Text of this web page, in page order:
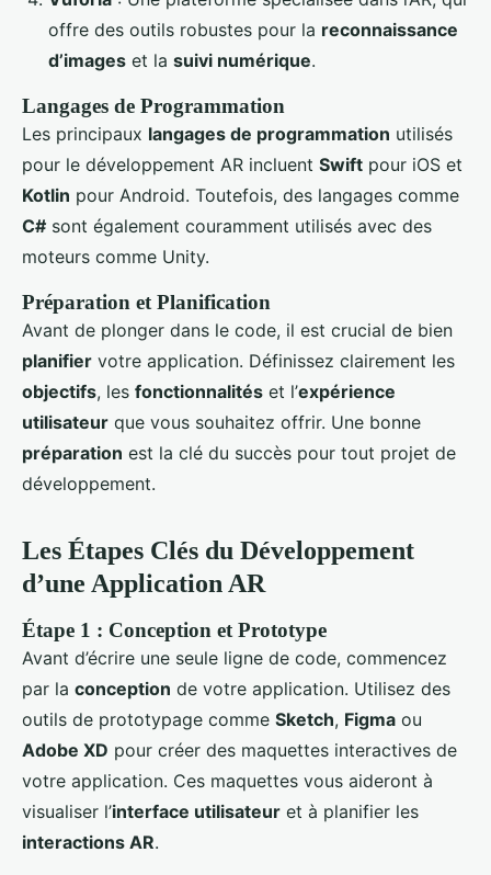
offre des outils robustes pour la reconnaissance
d’images et la suivi numérique.
Langages de Programmation
Les principaux langages de programmation utilisés
pour le développement AR incluent Swift pour iOS et
Kotlin pour Android. Toutefois, des langages comme
C# sont également couramment utilisés avec des
moteurs comme Unity.
Préparation et Planification
Avant de plonger dans le code, il est crucial de bien
planifier votre application. Définissez clairement les
objectifs, les fonctionnalités et l’expérience
utilisateur que vous souhaitez offrir. Une bonne
préparation est la clé du succès pour tout projet de
développement.
Les Étapes Clés du Développement
d’une Application AR
Étape 1 : Conception et Prototype
Avant d’écrire une seule ligne de code, commencez
par la conception de votre application. Utilisez des
outils de prototypage comme Sketch, Figma ou
Adobe XD pour créer des maquettes interactives de
votre application. Ces maquettes vous aideront à
visualiser l’interface utilisateur et à planifier les
interactions AR.